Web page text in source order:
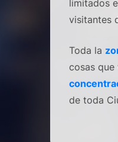
limitados
visitantes
Toda la
cosas que
de toda